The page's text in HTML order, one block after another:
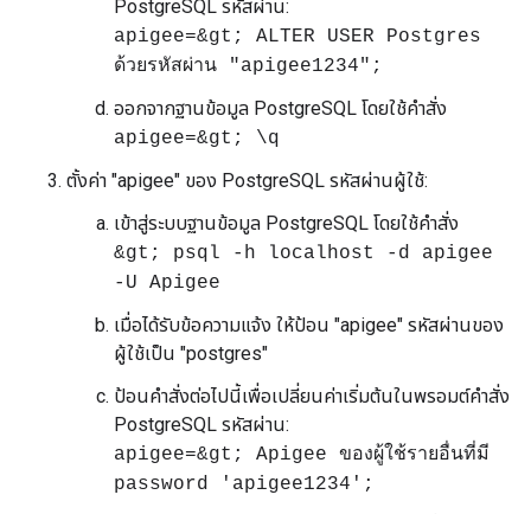
PostgreSQL รหัสผ่าน:
apigee=&gt; ALTER USER Postgres
ด้วยรหัสผ่าน "apigee1234";
ออกจากฐานข้อมูล PostgreSQL โดยใช้คำสั่ง
apigee=&gt; \q
ตั้งค่า "apigee" ของ PostgreSQL รหัสผ่านผู้ใช้:
เข้าสู่ระบบฐานข้อมูล PostgreSQL โดยใช้คำสั่ง
&gt; psql -h localhost -d apigee
-U Apigee
เมื่อได้รับข้อความแจ้ง ให้ป้อน "apigee" รหัสผ่านของ
ผู้ใช้เป็น "postgres"
ป้อนคำสั่งต่อไปนี้เพื่อเปลี่ยนค่าเริ่มต้นในพรอมต์คำสั่ง
PostgreSQL รหัสผ่าน:
apigee=&gt; Apigee ของผู้ใช้รายอื่นที่มี
password 'apigee1234';